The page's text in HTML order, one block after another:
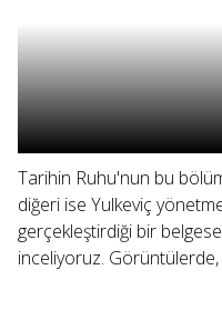
Tarihin Ruhu'nun bu
diğeri ise Yulkeviç
gerçekleştirdiği bir
inceliyoruz. Görüntülerde,